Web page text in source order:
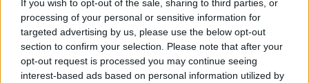
If you wish to opt-out of the sale, sharing to third parties, or
processing of your personal or sensitive information for
targeted advertising by us, please use the below opt-out
section to confirm your selection. Please note that after your
opt-out request is processed you may continue seeing
interest-based ads based on personal information utilized by